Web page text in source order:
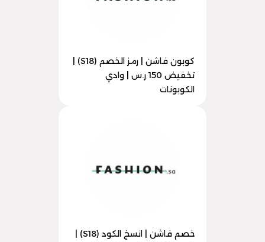
كوبون فاشن | رمز الخصم (S18) |
تخفيض 150 ر.س | وادي
الكوبونات
خصم فاشن | انسخ الكود (S18) |